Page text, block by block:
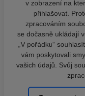
v zobrazení na
přihlašovat.
zpracováním
se dočasně ukládají
„V pořádku“
vám poskytovali
vašich údajů. Svůj